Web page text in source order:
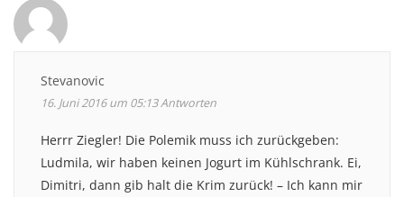
Stevanovic
16. Juni 2016 um 05:13Antworten
Herrr Ziegler! Die Polemik muss ich zurückgeben:
Ludmila, wir haben keinen Jogurt im Kühlschrank. Ei,
Dimitri, dann gib halt die Krim zurück! – Ich kann mir